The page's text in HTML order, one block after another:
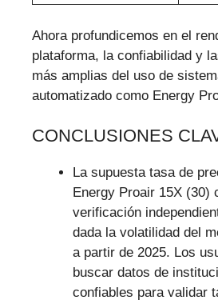
Ahora profundicemos en el
plataforma, la confiabilidad y
más amplias del uso de
automatizado como Energy
CONCLUSIONES
La supuesta tasa de
Energy Proair 15X (30)
verificación
dada la volatilidad del
a partir de 2025. Los
buscar datos de
confiables para validar